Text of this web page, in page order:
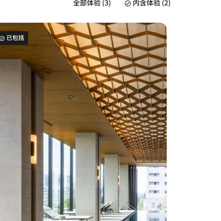
全部体验 (3) 内含体验 (2)
已包括